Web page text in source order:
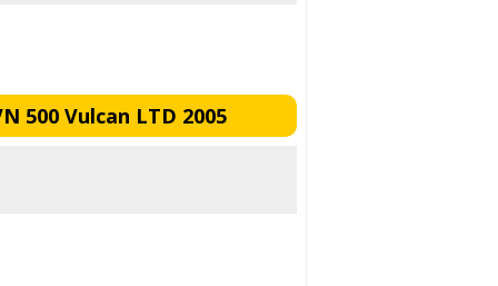
500 Vulcan LTD 2005